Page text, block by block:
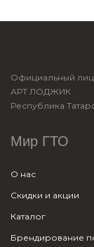
Официальный
АРТ ЛОДЖИК
Республика
Мир ГТО
О нас
Скидки и акции
Каталог
Брендирование